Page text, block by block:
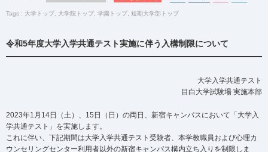
Tags : 大学トップ 大学院トップ 学園トップ 短期大学部トップ
令和5年度大学入学共通テスト実施に伴う入構制限について
大学入学共通テスト
目白大学試験場 実施本部
2023年1月14日（土）、15日（日）の両日、新宿キャンパスにおいて「大学入
学共通テスト」を実施します。
これに伴い、下記期間は大学入学共通テスト受験者、本学教職員および心理カ
ウンセリングセンター利用者以外の新宿キャンパス構内立ち入りを制限しま